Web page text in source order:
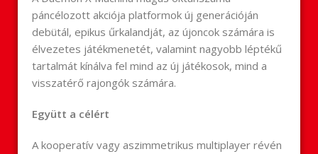
páncélozott akciója platformok új generációján
debütál, epikus űrkalandját, az újoncok számára is
élvezetes játékmenetét, valamint nagyobb léptékű
tartalmát kínálva fel mind az új játékosok, mind a
visszatérő rajongók számára.
Együtt a célért
A kooperatív vagy aszimmetrikus multiplayer révén